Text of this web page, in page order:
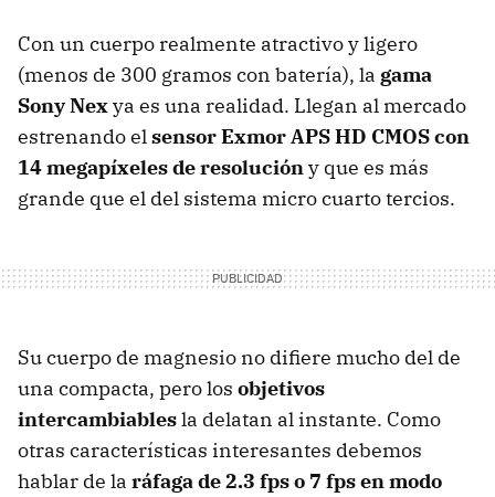
Con un cuerpo realmente atractivo y ligero
(menos de 300 gramos con batería), la gama
Sony Nexya es una realidad. Llegan al mercado
estrenando elsensor ExmorAPSHD CMOScon
14 megapíxeles de resolucióny que es más
grande que el del sistema micro cuarto tercios.
Su cuerpo de magnesio no difiere mucho del de
una compacta, pero los objetivos
intercambiablesla delatan al instante. Como
otras características interesantes debemos
hablar de la ráfaga de 2.3 fps o 7 fps en modo